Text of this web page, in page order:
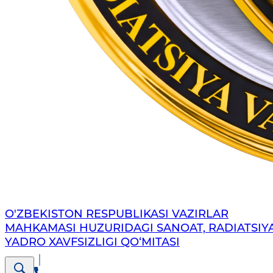
O'ZBEKISTON RESPUBLIKASI VAZIRLAR
MAHKAMASI HUZURIDAGI SANOAT,
YADRO XAVFSIZLIGI QO‘MITASI